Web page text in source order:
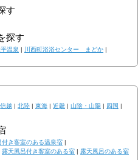
す
探す
温泉 | 川西町浴浴センター まどか |
越 | 北陸 | 東海 | 近畿 | 山陰・山陽 | 四国 |
付き客室のある温泉宿 |
露天風呂付き客室のある宿 | 露天風呂のある宿